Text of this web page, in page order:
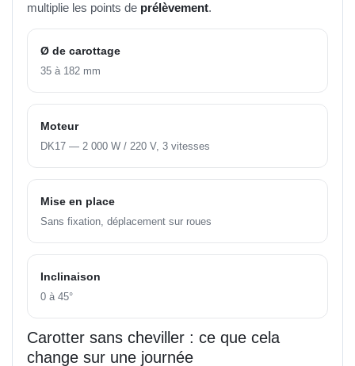
multiplie les points de prélèvement.
Ø de carottage
35 à 182 mm
Moteur
DK17 — 2 000 W / 220 V, 3 vitesses
Mise en place
Sans fixation, déplacement sur roues
Inclinaison
0 à 45°
Carotter sans cheviller : ce que cela
change sur une journée